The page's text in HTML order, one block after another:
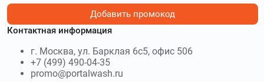
polis812.ru
Полис 812 – страховой и визовый
центр, существующий на российском рынке более 10 лет.
Используйте промокоды Полис 812
80₽
Добавить промокод
Контактная информация
г. Москва, ул. Барклая 6с5, офис 506
+7 (499) 490-04-35
promo@portalwash.ru